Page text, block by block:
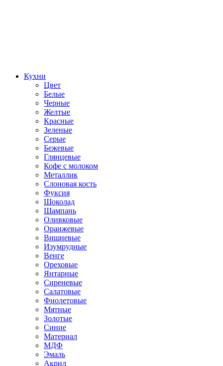
Кухни
Цвет
Белые
Черные
Желтые
Красные
Зеленые
Серые
Бежевые
Глянцевые
Кофе с молоком
Металлик
Слоновая кость
Фуксия
Шоколад
Шампань
Оливковые
Оранжевые
Вишневые
Изумрудные
Венге
Ореховые
Янтарные
Сиреневые
Салатовые
Фиолетовые
Мятные
Золотые
Синие
Материал
МДФ
Эмаль
Акрил